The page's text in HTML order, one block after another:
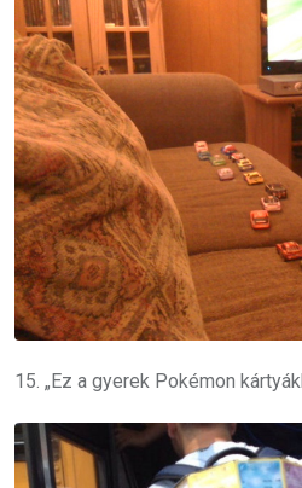
15. „Ez a gyerek Pokémon